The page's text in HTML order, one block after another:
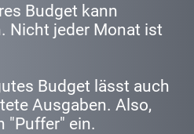
Budget kann
Nicht jeder Monat ist
Budget lässt auch
Ausgaben. Also,
"Puffer" ein.